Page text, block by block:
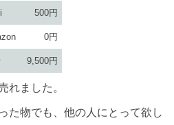
500円
0円
9,500円
れました。
た物でも、他の人にとって欲し